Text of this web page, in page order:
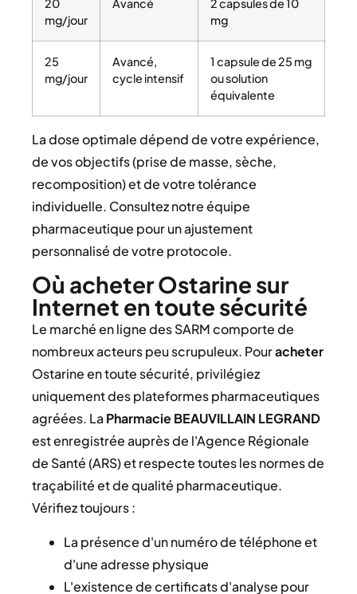
20
mg/jour
Avancé
2 capsules de 10
mg
25
mg/jour
Avancé,
cycle intensif
1 capsule de 25 mg
ou solution
équivalente
La dose optimale dépend de votre expérience,
de vos objectifs (prise de masse, sèche,
recomposition) et de votre tolérance
individuelle. Consultez notre équipe
pharmaceutique pour un ajustement
personnalisé de votre protocole.
Où acheter Ostarine sur
Internet en toute sécurité
Le marché en ligne des SARM comporte de
nombreux acteurs peu scrupuleux. Pouracheter
Ostarine en toute sécurité, privilégiez
uniquement des plateformes pharmaceutiques
agréées. La Pharmacie BEAUVILLAIN LEGRAND
est enregistrée auprès de l'Agence Régionale
de Santé (ARS) et respecte toutes les normes de
traçabilité et de qualité pharmaceutique.
Vérifiez toujours :
La présence d'un numéro de téléphone et
d'une adresse physique
L'existence de certificats d'analyse pour